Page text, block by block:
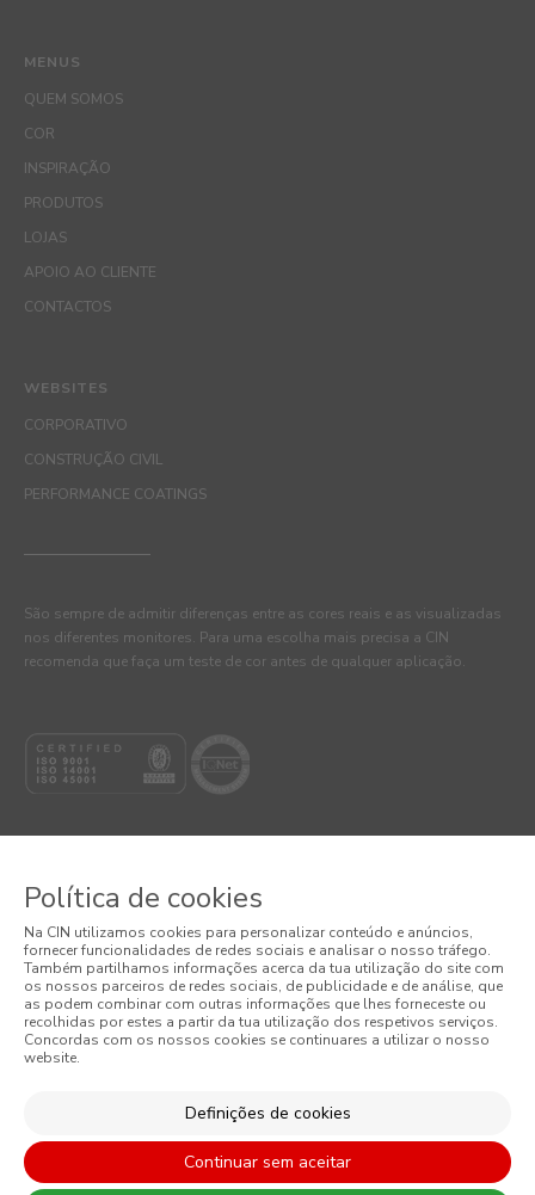
MENUS
QUEM SOMOS
COR
INSPIRAÇÃO
PRODUTOS
LOJAS
APOIO AO CLIENTE
CONTACTOS
WEBSITES
CORPORATIVO
CONSTRUÇÃO CIVIL
PERFORMANCE COATINGS
São sempre de admitir diferenças entre as cores reais e as visualizadas
nos diferentes monitores. Para uma escolha mais precisa a CIN
recomenda que faça um teste de cor antes de qualquer aplicação.
Termos e Condições
Política de Privacidade
Política de Cookies
Condições Gerais de Venda
Política de cookies
Na CIN utilizamos cookies para personalizar conteúdo e anúncios,
fornecer funcionalidades de redes sociais e analisar o nosso tráfego.
Também partilhamos informações acerca da tua utilização do site com
os nossos parceiros de redes sociais, de publicidade e de análise, que
as podem combinar com outras informações que lhes forneceste ou
recolhidas por estes a partir da tua utilização dos respetivos serviços.
Concordas com os nossos cookies se continuares a utilizar o nosso
website.
Definições de cookies
Continuar sem aceitar